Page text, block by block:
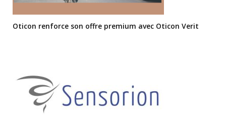
Oticon renforce son offre premium avec Oticon Verit